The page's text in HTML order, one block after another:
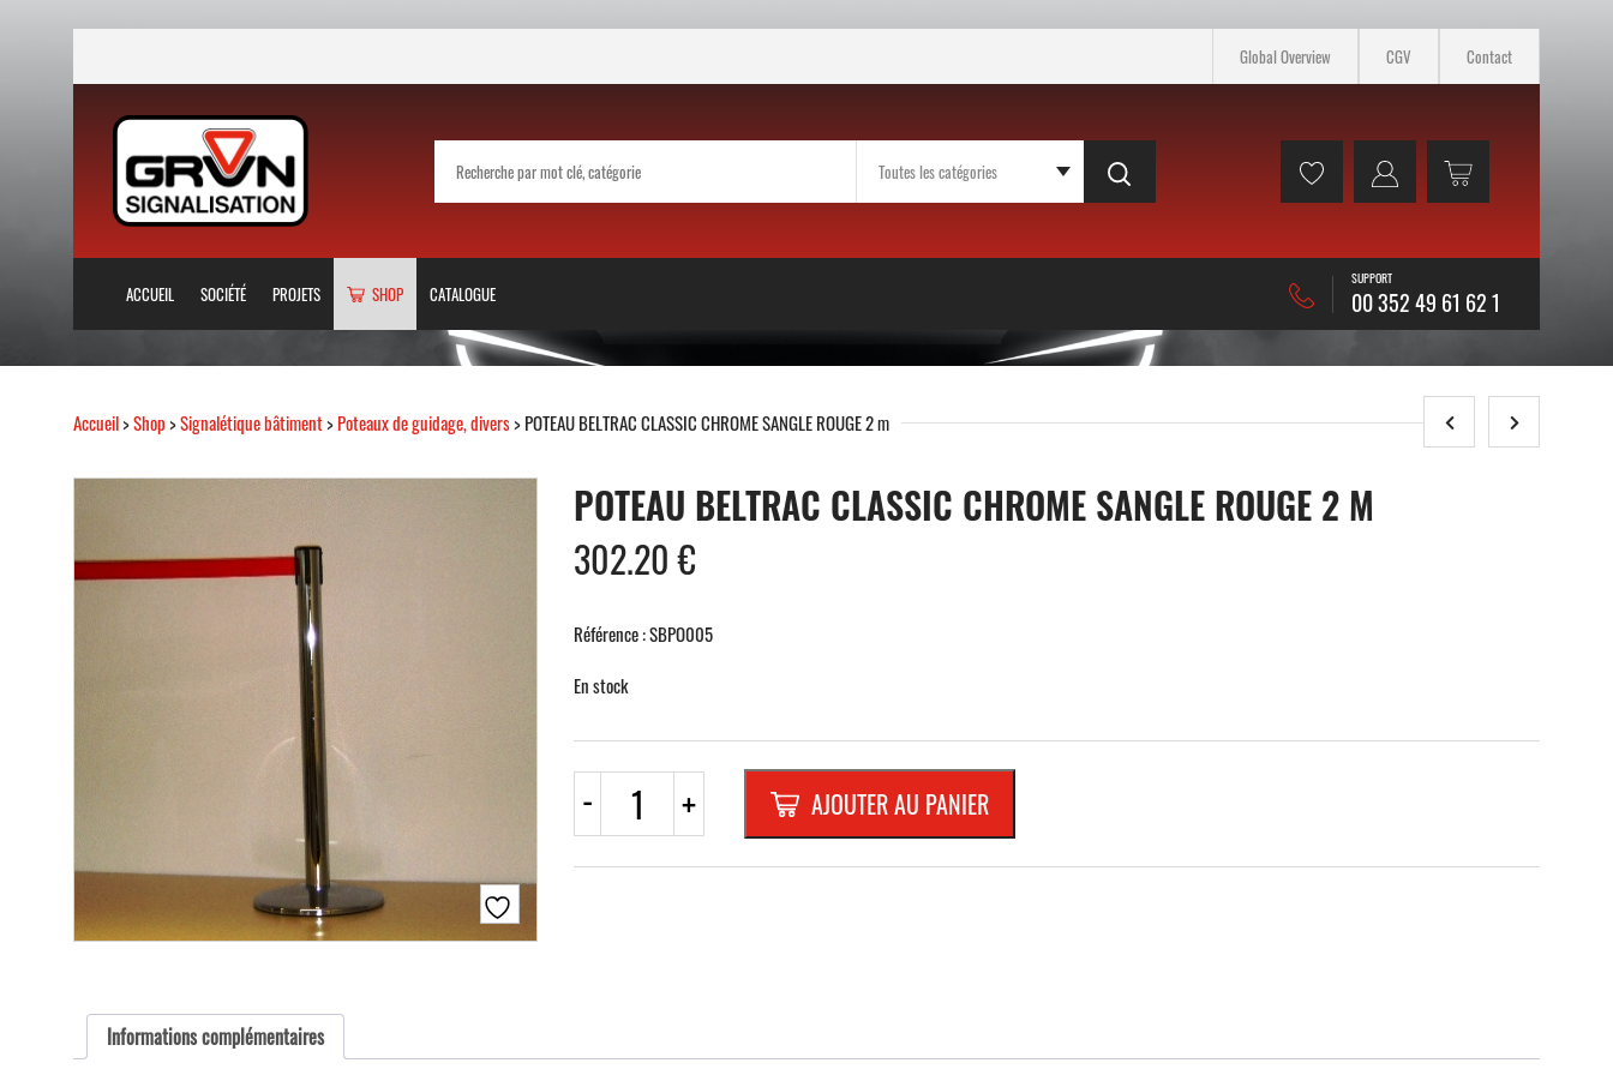
Global Overview CGV Contact
ACCUEIL SOCIÉTÉ PROJETS SHOP CATALOGUE
SUPPORT
00 352 49 61 62 1
Accueil>Shop>Signalétique bâtiment>Poteaux de guidage, divers> POTEAU BELTRAC CLASSIC CHROME SANGLE ROUGE 2 m
POTEAU BELTRAC CLASSIC CHROME SANGLE ROUGE 2 M
302.20€
Référence : SBPO005
En stock
- quantité
POTEAU
+ AJOUTER AU PANIER
Informations complémentaires